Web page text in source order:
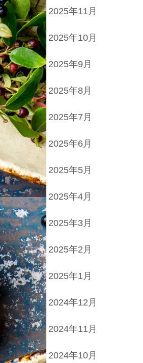
2025年11月
2025年10月
2025年9月
2025年8月
2025年7月
2025年6月
2025年5月
2025年4月
2025年3月
2025年2月
2025年1月
2024年12月
2024年11月
2024年10月